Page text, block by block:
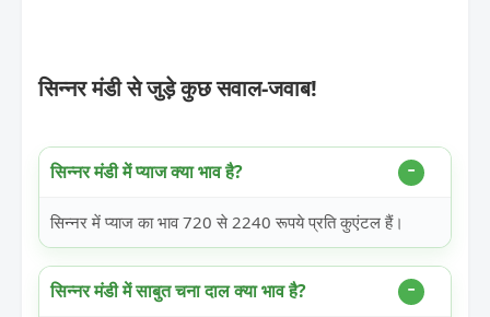
सिन्नर मंडी से जुड़े कुछ सवाल-जवाब!
सिन्नर मंडी में प्याज क्या भाव है?
सिन्नर में प्याज का भाव 720 से 2240 रूपये प्रति कुएंटल हैं।
सिन्नर मंडी में साबुत चना दाल क्या भाव है?